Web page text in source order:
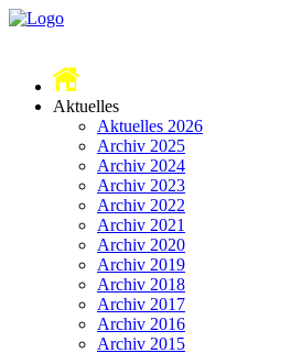
Aktuelles
Aktuelles 2026
Archiv 2025
Archiv 2024
Archiv 2023
Archiv 2022
Archiv 2021
Archiv 2020
Archiv 2019
Archiv 2018
Archiv 2017
Archiv 2016
Archiv 2015